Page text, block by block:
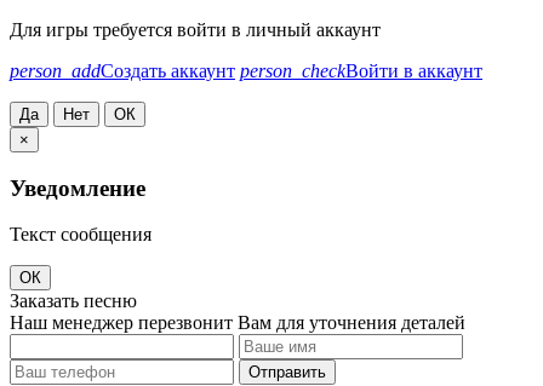
Для игры требуется войти в личный аккаунт
person_addСоздать аккаунт person_checkВойти в аккаунт
Да Нет
ОК
×
Уведомление
Текст сообщения
ОК
Заказать песню
Наш менеджер перезвонит Вам для уточнения деталей
Отправить